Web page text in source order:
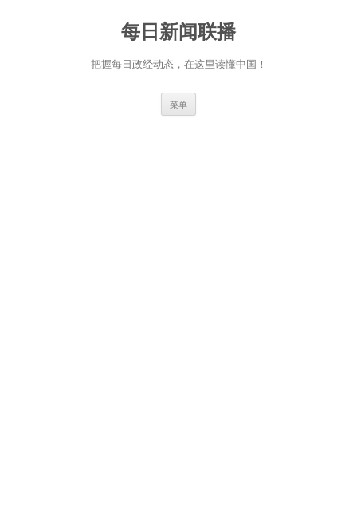
每日新闻联播
把握每日政经动态，在这里读懂中国！
菜单